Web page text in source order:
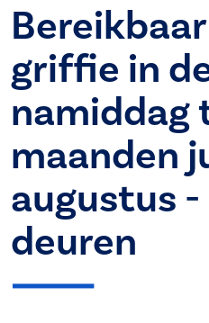
griffie in
namiddag
maanden
augustus
deuren